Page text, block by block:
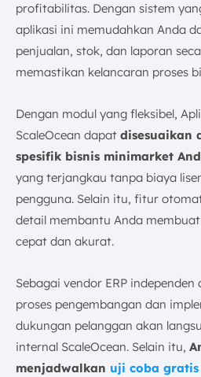
profitabilitas. Dengan sistem
aplikasi ini memudahkan Anda
penjualan, stok, dan laporan
memastikan kelancaran proses
Dengan modul yang fleksibel,
ScaleOcean dapat disesuaikan
spesifik bisnis minimarket
yang terjangkau tanpa biaya
pengguna. Selain itu, fitur
detail membantu Anda
cepat dan akurat.
Sebagai vendor ERP
proses pengembangan dan
dukungan pelanggan akan
internal ScaleOcean. Selain itu,
menjadwalkan uji coba gratis